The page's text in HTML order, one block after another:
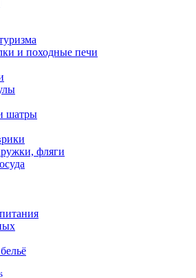
и походные печи
шатры
фляги